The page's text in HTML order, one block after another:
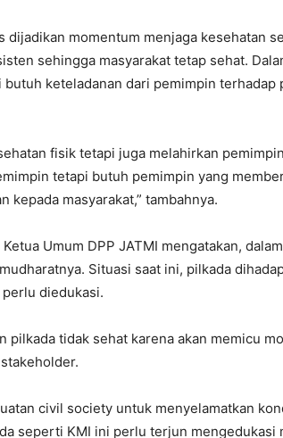
dijadikan momentum menjaga kesehatan
sehingga masyarakat tetap sehat.
keteladanan dari pemimpin terhadap
fisik tetapi juga melahirkan
tetapi butuh pemimpin yang
kepada masyarakat,” tambahnya.
Umum DPP JATMI mengatakan,
Situasi saat ini, pilkada
diedukasi.
pilkada tidak sehat karena akan memicu
civil society untuk menyelamatkan
seperti KMI ini perlu terjun mengedukasi